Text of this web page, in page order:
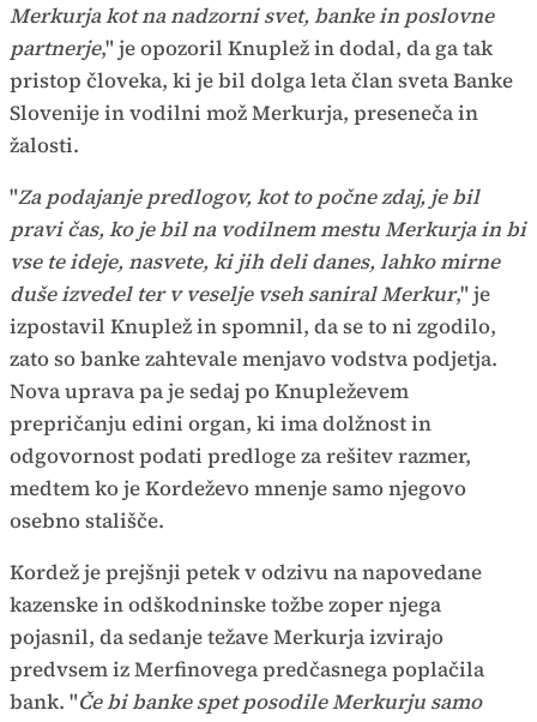
Merkurja kot na nadzorni svet, banke in poslovne
partnerje," je opozoril Knuplež in dodal, da ga tak
pristop človeka, ki je bil dolga leta član sveta Banke
Slovenije in vodilni mož Merkurja, preseneča in
žalosti.
"Za podajanje predlogov, kot to počne zdaj, je bil
pravi čas, ko je bil na vodilnem mestu Merkurja in bi
vse te ideje, nasvete, ki jih deli danes, lahko mirne
duše izvedel ter v veselje vseh saniral Merkur," je
izpostavil Knuplež in spomnil, da se to ni zgodilo,
zato so banke zahtevale menjavo vodstva podjetja.
Nova uprava pa je sedaj po Knupleževem
prepričanju edini organ, ki ima dolžnost in
odgovornost podati predloge za rešitev razmer,
medtem ko je Kordeževo mnenje samo njegovo
osebno stališče.
Kordež je prejšnji petek v odzivu na napovedane
kazenske in odškodninske tožbe zoper njega
pojasnil, da sedanje težave Merkurja izvirajo
predvsem iz Merfinovega predčasnega poplačila
bank. "Če bi banke spet posodile Merkurju samo